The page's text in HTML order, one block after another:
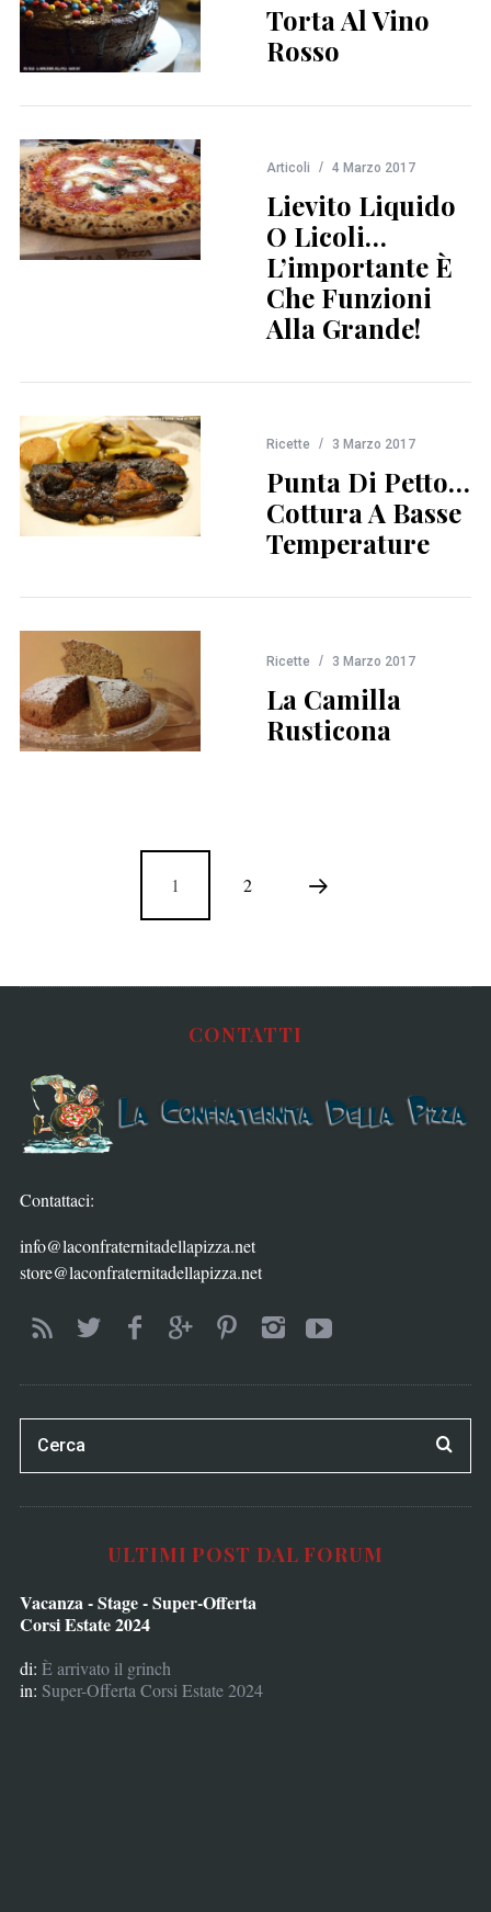
Torta Al Vino
Rosso
Articoli 4 Marzo 2017
Lievito Liquido
O Licoli…
L’importante È
Che Funzioni
Alla Grande!
Ricette 3 Marzo 2017
Punta Di Petto…
Cottura A Basse
Temperature
Ricette 3 Marzo 2017
La Camilla
Rusticona
1 2
CONTATTI
Contattaci:
info@laconfraternitadellapizza.net
store@laconfraternitadellapizza.net
ULTIMI POST DAL FORUM
Vacanza - Stage - Super-Offerta
Corsi Estate 2024
di: È arrivato il grinch
in: Super-Offerta Corsi Estate 2024